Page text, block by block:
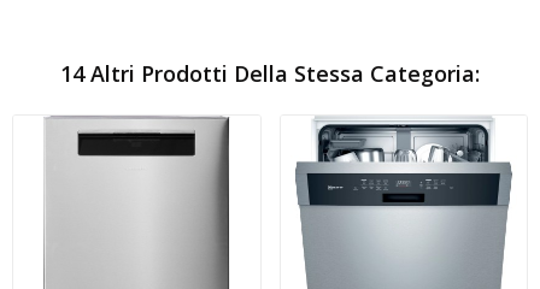
14 Altri Prodotti Della Stessa Categoria: